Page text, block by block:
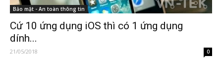
Bảo mật - An toàn thông tin
Cứ 10 ứng dụng iOS thì có 1 ứng dụng
dính...
21/05/2018 0